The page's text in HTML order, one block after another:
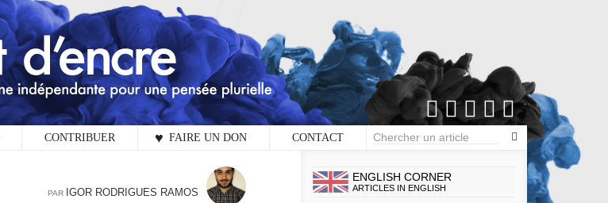
CONTRIBUER ♥ FAIRE UN DON CONTACT
PAR IGOR RODRIGUES RAMOS
2 COMMENTAIRES
ENGLISH CORNER
ARTICLES IN ENGLISH